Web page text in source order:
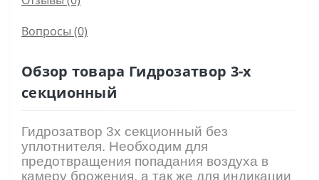
Вопросы (0)
Обзор товара Гидрозатвор 3-х
секционный
Гидрозатвор 3х секционный без
уплотнителя. Необходим для
предотвращения попадания воздуха в
камеру брожения, а так же для индикации